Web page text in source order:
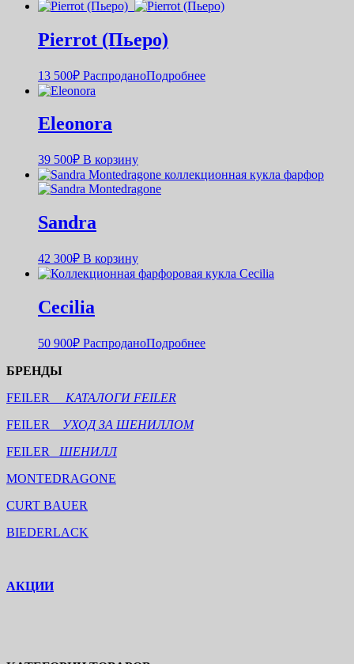
Pierrot (Пьеро)
13 500₽ РаспроданоПодробнее
Eleonora
39 500₽ В корзину
Sandra
42 300₽ В корзину
Cecilia
50 900₽ РаспроданоПодробнее
БРЕНДЫ
FEILER КАТАЛОГИ FEILER
FEILER
УХОД ЗА ШЕНИЛЛОМ
FEILER ШЕНИЛЛ
MONTEDRAGONE
CURT BAUER
BIEDERLACK
АКЦИИ